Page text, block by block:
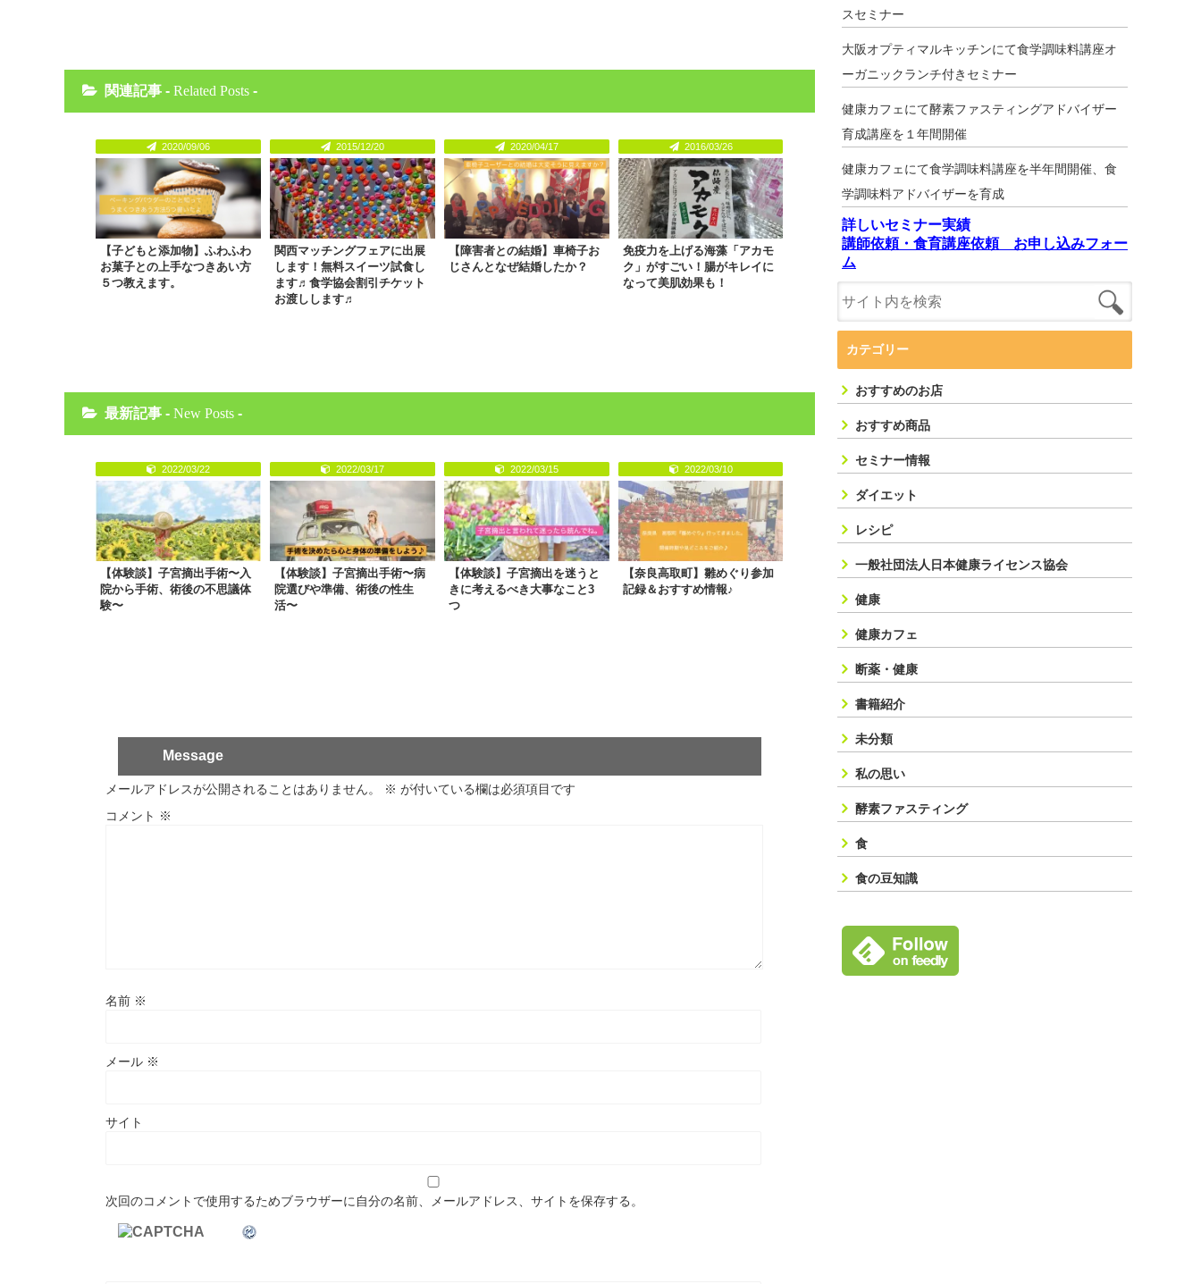
関連記事 - Related Posts -
2020/09/06
【子どもと添加物】ふわふわ
お菓子との上手なつきあい方
５つ教えます。
2015/12/20
関西マッチングフェアに出展
します！無料スイーツ試食し
ます♬食学協会割引チケット
お渡しします♬
2020/04/17
【障害者との結婚】車椅子お
じさんとなぜ結婚したか？
2016/03/26
免疫力を上げる海藻「アカモ
ク」がすごい！腸がキレイに
なって美肌効果も！
最新記事 - New Posts -
2022/03/22
【体験談】子宮摘出手術〜入
院から手術、術後の不思議体
験〜
2022/03/17
【体験談】子宮摘出手術〜病
院選びや準備、術後の性生
活〜
2022/03/15
【体験談】子宮摘出を迷うと
きに考えるべき大事なこと3
つ
2022/03/10
【奈良高取町】雛めぐり参加
記録＆おすすめ情報♪
Message
メールアドレスが公開されることはありません。 ※ が付いている欄は必須項目です
コメント ※
名前 ※
メール ※
サイト
次回のコメントで使用するためブラウザーに自分の名前、メールアドレス、サイトを保存する。
スセミナー
大阪オプティマルキッチンにて食学調味料講座オ
ーガニックランチ付きセミナー
健康カフェにて酵素ファスティングアドバイザー
育成講座を１年間開催
健康カフェにて食学調味料講座を半年間開催、食
学調味料アドバイザーを育成
詳しいセミナー実績
講師依頼・食育講座依頼 お申し込みフォー
ム
カテゴリー
おすすめのお店
おすすめ商品
セミナー情報
ダイエット
レシピ
一般社団法人日本健康ライセンス協会
健康
健康カフェ
断薬・健康
書籍紹介
未分類
私の思い
酵素ファスティング
食
食の豆知識